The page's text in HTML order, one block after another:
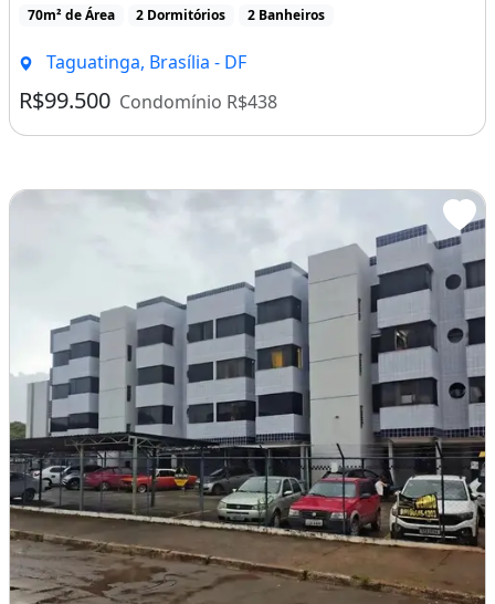
70m² de Área 2 Dormitórios 2 Banheiros
Taguatinga, Brasília - DF
R$99.500 Condomínio R$438